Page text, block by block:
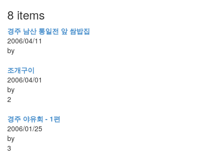
8 items
경주 남산 통일전 앞 쌈밥집
2006/04/11
by
조개구이
2006/04/01
by
2
경주 야유회 - 1편
2006/01/25
by
3